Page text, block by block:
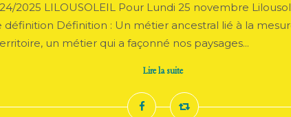
2025 LILOUSOLEIL Pour Lundi 25 novembre
définition Définition : Un métier ancestral lié à la
un métier qui a façonné nos paysages...
Lire la suite